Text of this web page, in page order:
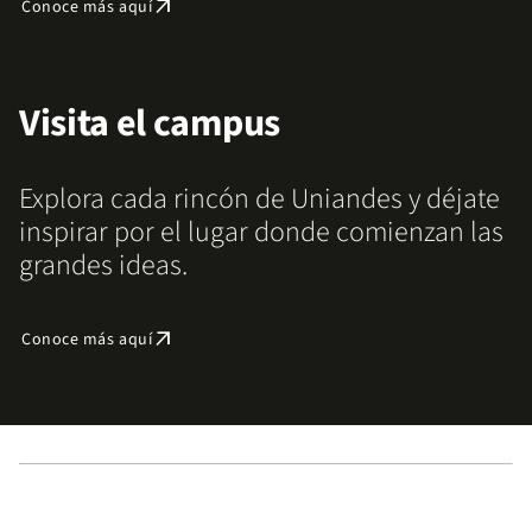
Conoce más aquíarrow_outward
Visita el campus
Explora cada rincón de Uniandes y déjate
inspirar por el lugar donde comienzan las
grandes ideas.
Conoce más aquíarrow_outward